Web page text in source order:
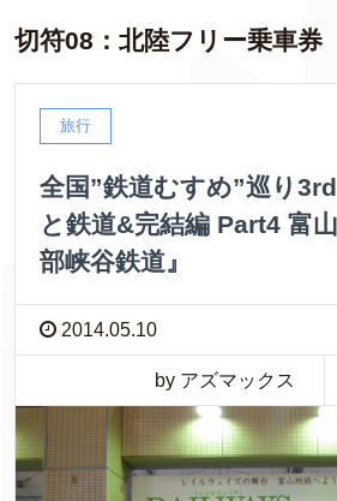
切符08：北陸フリー乗車券
旅行
全国”鉄道むすめ”巡り
と鉄道&完結編 Part4 富
部峡谷鉄道』
2014.05.10
by アズマックス